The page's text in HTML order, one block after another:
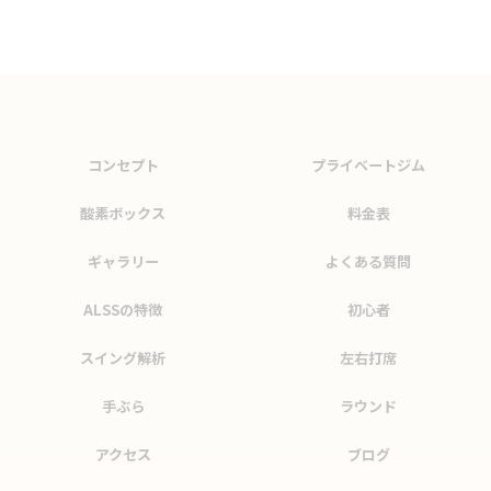
コンセプト プライベートジム
酸素ボックス 料金表
ギャラリー よくある質問
ALSSの特徴 初心者
スイング解析 左右打席
手ぶら ラウンド
アクセス ブログ